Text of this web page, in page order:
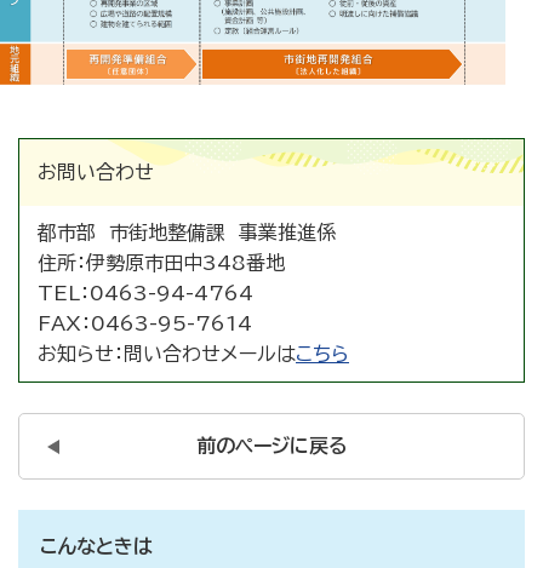
お問い合わせ
都市部 市街地整備課 事業推進係
住所：伊勢原市田中348番地
TEL： 0463-94-4764
FAX： 0463-95-7614
お知らせ： 問い合わせメールはこちら
前のページに戻る
こんなときは